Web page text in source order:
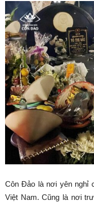
Côn Đảo là nơi yên nghỉ
Việt Nam. Cũng là nơi